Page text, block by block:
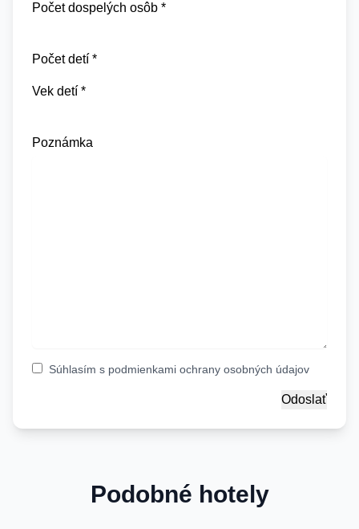
Počet dospelých osôb *
Počet detí *
Vek detí *
Poznámka
Súhlasím s podmienkami ochrany osobných údajov
Podobné hotely